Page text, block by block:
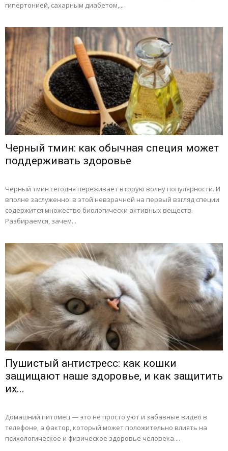
гипертонией, сахарным диабетом,...
Черный тмин: как обычная специя может
поддерживать здоровье
Черный тмин сегодня переживает вторую волну популярности. И
вполне заслуженно: в этой невзрачной на первый взгляд специи
содержится множество биологически активных веществ.
Разбираемся, зачем...
Пушистый антистресс: как кошки
защищают наше здоровье, и как защитить
их...
Домашний питомец — это не просто уют и забавные видео в
телефоне, а фактор, который может положительно влиять на
психологическое и физическое здоровье человека....